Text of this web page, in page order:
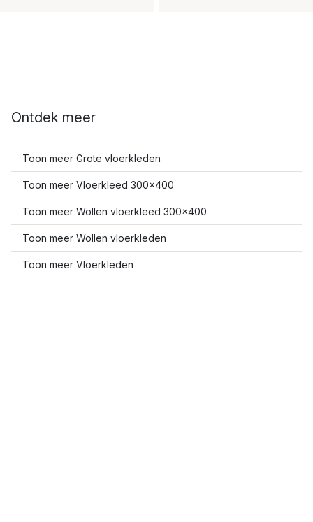
Ontdek meer
Toon meer Grote vloerkleden
Toon meer Vloerkleed 300x400
Toon meer Wollen vloerkleed 300x400
Toon meer Wollen vloerkleden
Toon meer Vloerkleden